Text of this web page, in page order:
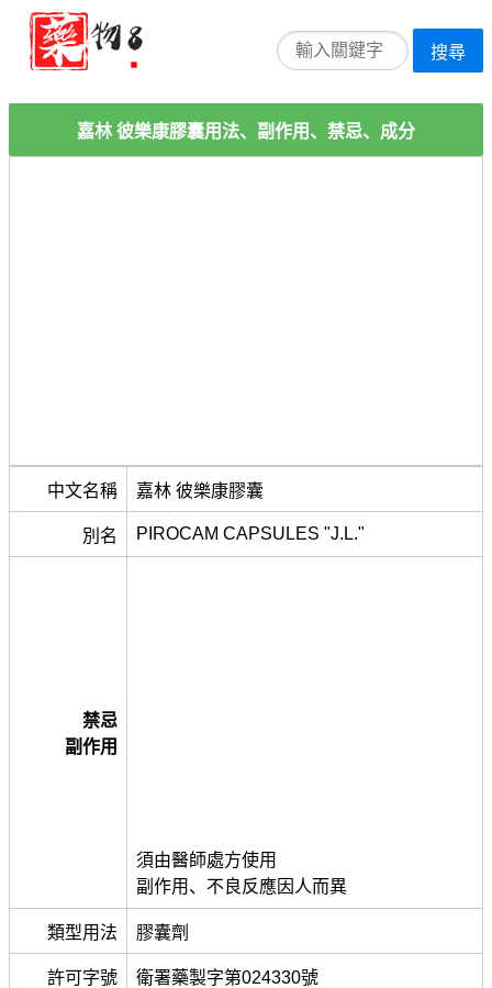
搜尋
嘉林 彼樂康膠囊用法、副作用、禁忌、成分
中文名稱 嘉林 彼樂康膠囊
別名 PIROCAM CAPSULES "J.L."
禁忌
副作用
須由醫師處方使用
副作用、不良反應因人而異
類型用法 膠囊劑
許可字號 衛署藥製字第024330號